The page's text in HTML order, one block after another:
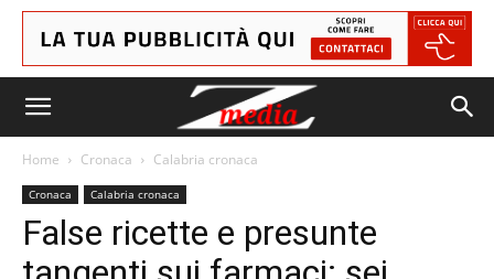
Home Cronaca Calabria cronaca
Cronaca Calabria cronaca
False ricette e presunte